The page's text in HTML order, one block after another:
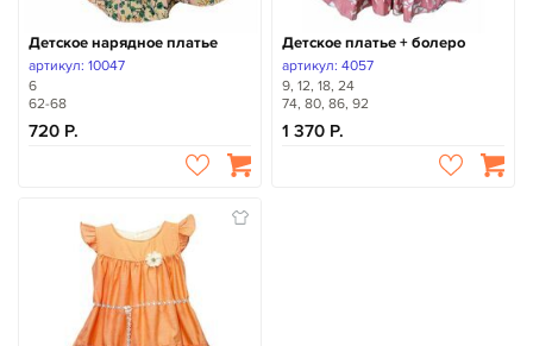
Детское нарядное платье
артикул: 10047
6
62-68
720
Детское платье + болеро
артикул: 4057
9, 12, 18, 24
74, 80, 86, 92
1 370